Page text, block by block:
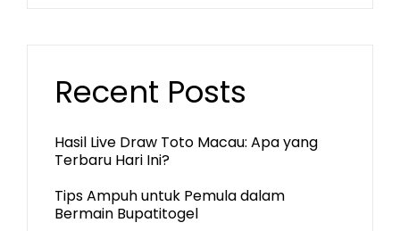
Recent Posts
Hasil Live Draw Toto Macau: Apa yang
Terbaru Hari Ini?
Tips Ampuh untuk Pemula dalam
Bermain Bupatitogel